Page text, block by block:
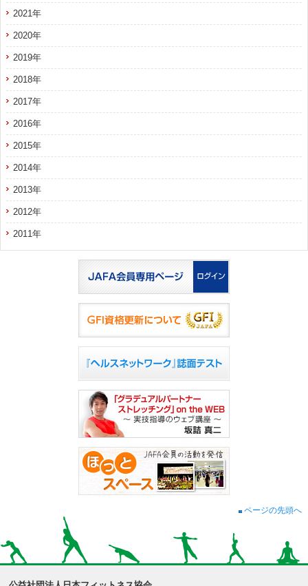
2021年
2020年
2019年
2018年
2017年
2016年
2015年
2014年
2013年
2012年
2011年
ページの先頭へ